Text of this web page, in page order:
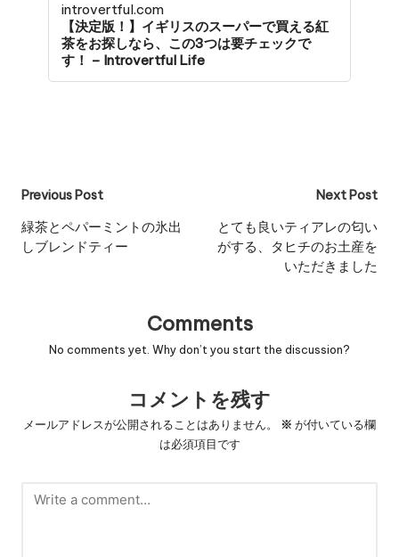
introvertful.com
【決定版！】イギリスのスーパーで買える紅
茶をお探しなら、この3つは要チェックで
す！ – Introvertful Life
Post
navigation
Previous Post
緑茶とペパーミントの氷出
しブレンドティー
Next Post
とても良いティアレの匂い
がする、タヒチのお土産を
いただきました
Comments
No comments yet. Why don’t you start the discussion?
コメントを残す
メールアドレスが公開されることはありません。 ※ が付いている欄
は必須項目です